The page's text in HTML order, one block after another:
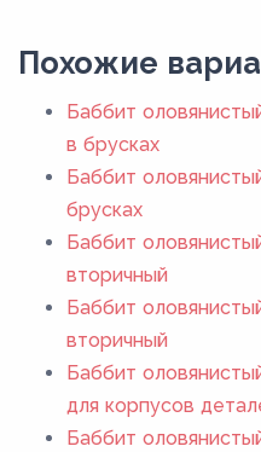
Похожие
Баббит
в брусках
Баббит
брусках
Баббит
вторичный
Баббит
вторичный
Баббит
для корпусов
Баббит